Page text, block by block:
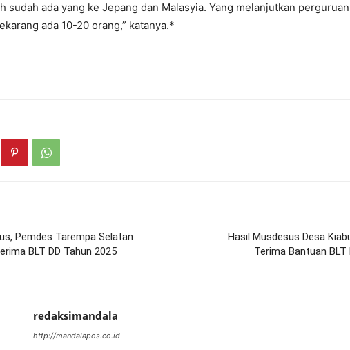
sudah ada yang ke Jepang dan Malasyia. Yang melanjutkan
ada 10-20 orang,” katanya.*
Pemdes Tarempa Selatan
BLT DD Tahun 2025
Hasil Musdesus Desa
Terima Bantuan BLT
redaksimandala
http://mandalapos.co.id